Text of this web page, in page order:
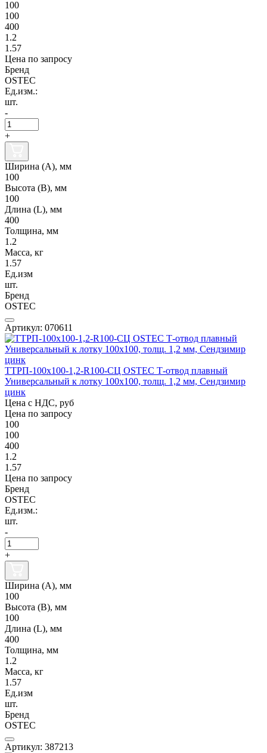
100
100
400
1.2
1.57
Цена по запросу
Бренд
OSTEC
Ед.изм.:
шт.
-
+
Ширина (А), мм
100
Высота (В), мм
100
Длина (L), мм
400
Толщина, мм
1.2
Масса, кг
1.57
Ед.изм
шт.
Бренд
OSTEC
Артикул: 070611
ТТРП-100х100-1,2-R100-СЦ OSTEC Т-отвод плавный
Универсальный к лотку 100х100, толщ. 1,2 мм, Сендзимир
цинк
Цена с НДС, руб
Цена по запросу
100
100
400
1.2
1.57
Цена по запросу
Бренд
OSTEC
Ед.изм.:
шт.
-
+
Ширина (А), мм
100
Высота (В), мм
100
Длина (L), мм
400
Толщина, мм
1.2
Масса, кг
1.57
Ед.изм
шт.
Бренд
OSTEC
Артикул: 387213